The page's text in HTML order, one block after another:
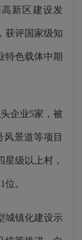
新区建设发
获评国家级知
特色载体中期
企业5家，被
景道等项目
级以上村，
。
城镇化建设示